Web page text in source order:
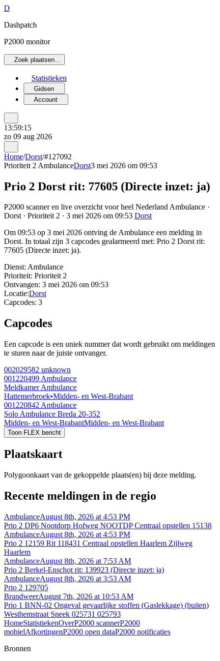
D
Dashpatch
P2000 monitor
Zoek plaatsen…
Statistieken
Gidsen
Account
13:59:15
zo 09 aug 2026
Home/Dorst/#127092
Prioriteit 2 AmbulanceDorst3 mei 2026 om 09:53
Prio 2 Dorst rit: 77605 (Directe inzet: ja)
P2000 scanner en live overzicht voor heel Nederland Ambulance ·
Dorst · Prioriteit 2 · 3 mei 2026 om 09:53 Dorst
Om 09:53 op 3 mei 2026 ontving de Ambulance een melding in
Dorst. In totaal zijn 3 capcodes gealarmeerd met: Prio 2 Dorst rit:
77605 (Directe inzet: ja).
Dienst: Ambulance
Prioriteit: Prioriteit 2
Ontvangen: 3 mei 2026 om 09:53
Locatie:Dorst
Capcodes: 3
Capcodes
Een capcode is een uniek nummer dat wordt gebruikt om meldingen
te sturen naar de juiste ontvanger.
002029582 unknown
001220499 Ambulance
Meldkamer Ambulance
Hattemerbroek•Midden- en West-Brabant
001220842 Ambulance
Solo Ambulance Breda 20-352
Midden- en West-BrabantMidden- en West-Brabant
Toon FLEX bericht
Plaatskaart
Polygoonkaart van de gekoppelde plaats(en) bij deze melding.
Recente meldingen in de regio
AmbulanceAugust 8th, 2026 at 4:53 PM
Prio 2 DP6 Nootdorp Hofweg NOOTDP Centraal opstellen 15138
AmbulanceAugust 8th, 2026 at 4:53 PM
Prio 2 12159 Rit 118431 Centraal opstellen Haarlem Zijlweg
Haarlem
AmbulanceAugust 8th, 2026 at 7:53 AM
Prio 2 Berkel-Enschot rit: 139923 (Directe inzet: ja)
AmbulanceAugust 8th, 2026 at 3:53 AM
Prio 2 129705
BrandweerAugust 7th, 2026 at 10:53 AM
Prio 1 BNN-02 Ongeval gevaarlijke stoffen (Gaslekkage) (buiten)
Westhemstraat Sneek 025731 025793
HomeStatistiekenOverP2000 scannerP2000
mobielAfkortingenP2000 open dataP2000 notificaties
Bronnen